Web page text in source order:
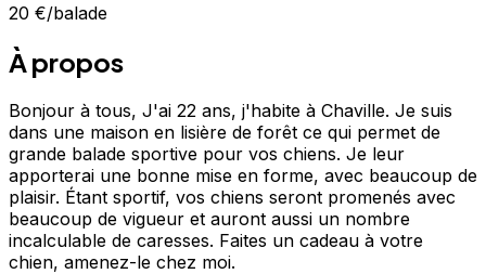
20 €/balade
À propos
Bonjour à tous, J'ai 22 ans, j'habite à Chaville. Je suis
dans une maison en lisière de forêt ce qui permet de
grande balade sportive pour vos chiens. Je leur
apporterai une bonne mise en forme, avec beaucoup de
plaisir. Étant sportif, vos chiens seront promenés avec
beaucoup de vigueur et auront aussi un nombre
incalculable de caresses. Faites un cadeau à votre
chien, amenez-le chez moi.